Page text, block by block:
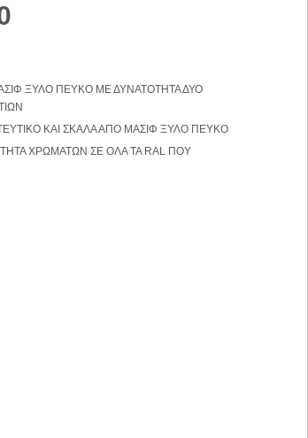
ΞΥΛΟ ΠΕΥΚΟ ΜΕ ΔΥΝΑΤΟΤΗΤΑ ΔΥΟ
ΚΑΙ ΣΚΑΛΑ ΑΠΟ ΜΑΣΙΦ ΞΥΛΟ ΠΕΥΚΟ
ΧΡΩΜΑΤΩΝ ΣΕ ΟΛΑ ΤΑ RAL ΠΟΥ